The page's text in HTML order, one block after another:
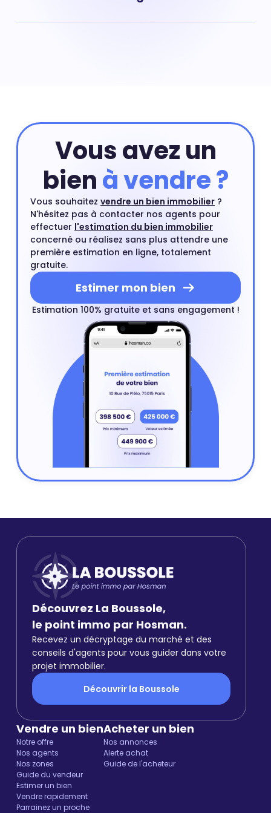
Vous avez un
bienà vendre ?
Vous souhaitez vendre un bien immobilier ?
N'hésitez pas à contacter nos agents pour
effectuer l'estimation du bien immobilier
concerné ou réalisez sans plus attendre une
première estimation en ligne, totalement
gratuite.
Estimer mon bien
Estimation 100% gratuite et sans engagement !
Découvrez La Boussole,
le point immo par Hosman.
Recevez un décryptage du marché et des
conseils d'agents pour vous guider dans votre
projet immobilier.
Découvrir la Boussole
Vendre un bien
Notre offre
Nos agents
Nos zones
Guide du vendeur
Estimer un bien
Vendre rapidement
Parrainez un proche
Acheter un bien
Nos annonces
Alerte achat
Guide de l'acheteur